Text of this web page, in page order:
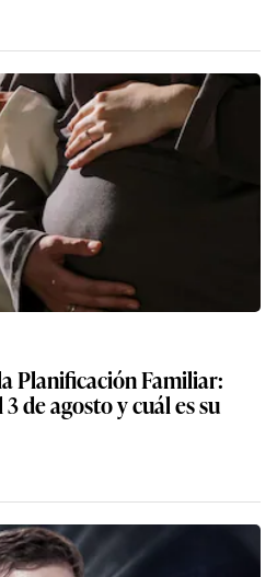
Planificación Familiar:
de agosto y cuál es su